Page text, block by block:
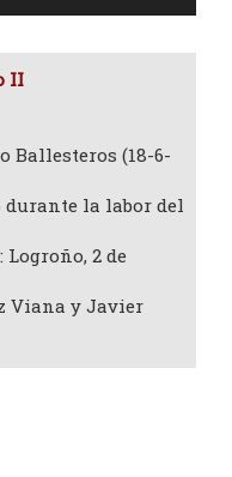
II
Ballesteros (18-6-
durante la labor del
2 de
Viana y Javier